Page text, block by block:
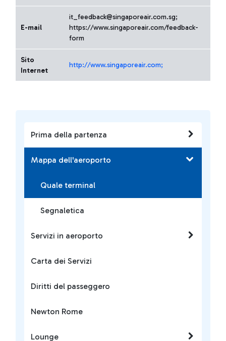
Prima della partenza
Mappa dell'aeroporto
Quale terminal
Segnaletica
Servizi in aeroporto
Carta dei Servizi
Diritti del passeggero
Newton Rome
Lounge
E-mail
it_feedback@singaporeair.com.sg;
https://www.singaporeair.com/feedback-
form
Sito
Internet
http://www.singaporeair.com;